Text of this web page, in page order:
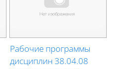
Рабочие программы
дисциплин 38.04.08